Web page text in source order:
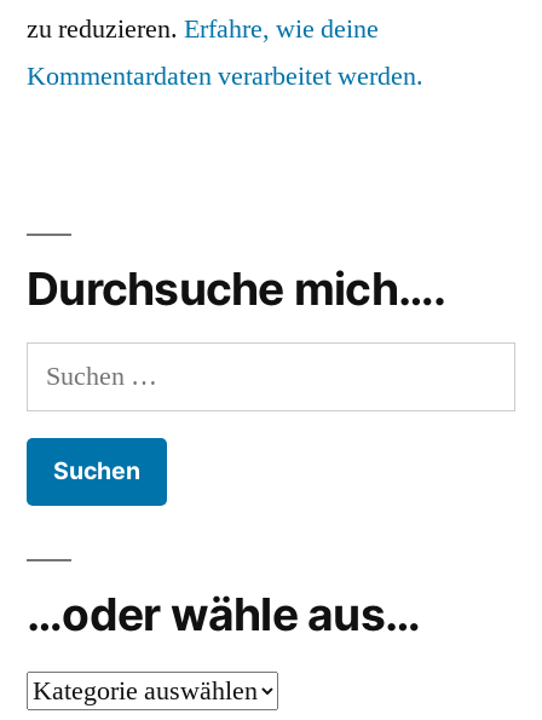
zu reduzieren. Erfahre, wie deine
Kommentardaten verarbeitet werden.
Durchsuche mich….
Suchen
nach:
…oder wähle aus…
…